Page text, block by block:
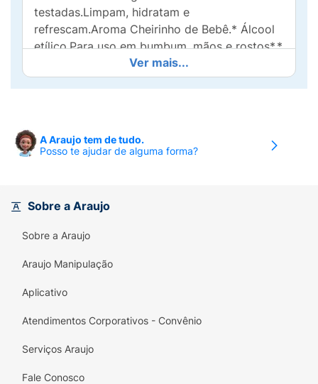
testadas.Limpam, hidratam e
refrescam.Aroma Cheirinho de Bebê.* Álcool
etílico.Para uso em bumbum, mãos e rostos*.*
Não use dentro dos olhos.Modo de Uso :
o lenço umedecido nas áreas que deseja
Ver mais...
A Araujo tem de tudo.
Posso te ajudar de alguma forma?
Sobre a Araujo
Sobre a Araujo
Araujo Manipulação
Aplicativo
Atendimentos Corporativos - Convênio
Serviços Araujo
Fale Conosco